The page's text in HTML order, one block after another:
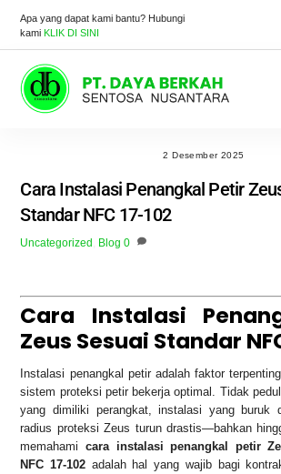
Apa yang dapat kami bantu? Hubungi
kamiKLIK DI SINI
2 Desember 2025
Cara Instalasi Penangkal Petir
Standar NFC 17-102
Uncategorized Blog 0
Cara Instalasi
Zeus Sesuai Standar
Instalasi penangkal petir adalah faktor
sistem proteksi petir bekerja optimal. Tidak
yang dimiliki perangkat, instalasi yang buruk
radius proteksi Zeus turun drastis—bahkan
memahamicara instalasi penangkal petir
NFC 17-102 adalah hal yang wajib bagi